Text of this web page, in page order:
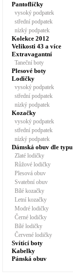
Pantoflíčky
vysoký podpatek
střední podpatek
nízký podpatek
Kolekce 2012
Velikosti 43 a více
Extravagantní
Taneční boty
Plesové boty
Lodičky
vysoký podpatek
střední podpatek
nízký podpatek
Kozačky
vysoký podpatek
střední podpatek
nízký podpatek
Dámská obuv dle typu
Zlaté lodičky
Růžové lodičky
Plesová obuv
Svatební obuv
Bílé kozačky
Letní kozačky
Modré lodičky
Černé lodičky
Bílé lodičky
Červené lodičky
Svítící boty
Kabelky
Pánská obuv